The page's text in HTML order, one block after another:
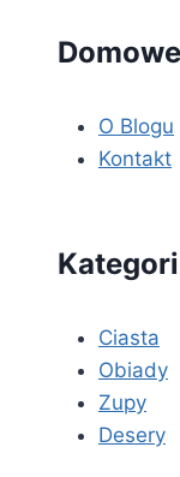
O Blogu
Kontakt
Ciasta
Obiady
Zupy
Desery